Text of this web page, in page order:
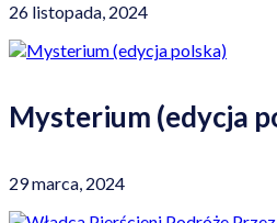
26 listopada, 2024
Mysterium (edycja
29 marca, 2024